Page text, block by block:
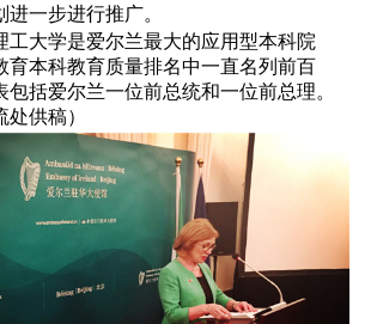
一步进行推广。
大学是爱尔兰最大的应用型本科院
育本科教育质量排名中一直名列前百
括爱尔兰一位前总统和一位前总理。
处供稿）